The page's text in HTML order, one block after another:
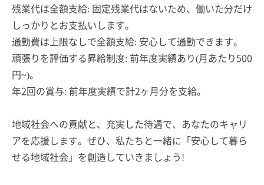
残業代は全額支給: 固定残業代はないため、働いた分だけ
しっかりとお支払いします。
通勤費は上限なしで全額支給: 安心して通勤できます。
頑張りを評価する昇給制度: 前年度実績あり(月あたり500
円~)。
年2回の賞与: 前年度実績で計2ヶ月分を支給。
地域社会への貢献と、充実した待遇で、あなたのキャリ
アを応援します。ぜひ、私たちと一緒に「安心して暮ら
せる地域社会」を創造していきましょう!